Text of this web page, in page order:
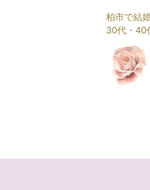
柏市で結
30代・40